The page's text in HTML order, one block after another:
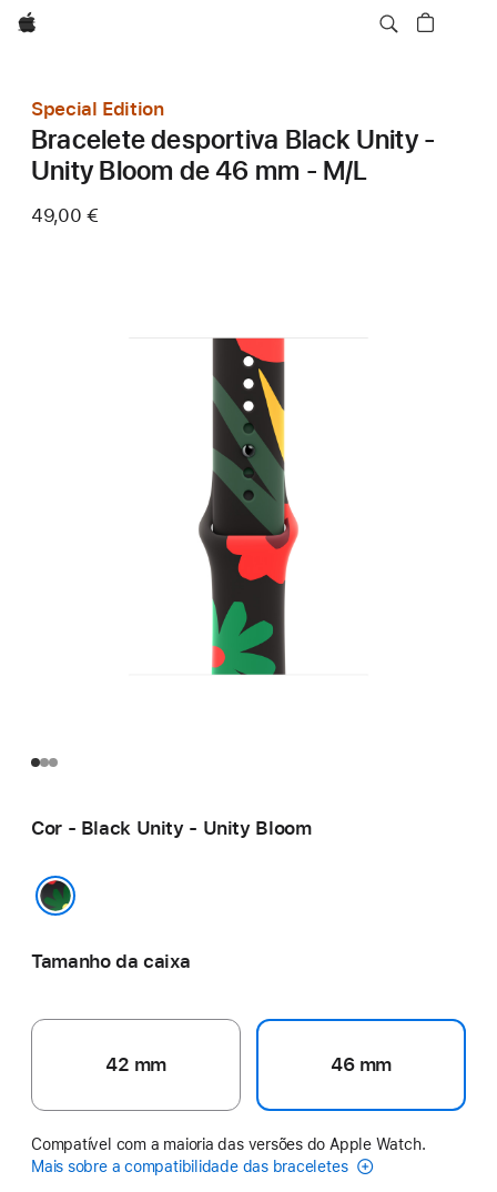
Apple
Special Edition
Bracelete desportiva Black Unity -
Unity Bloom de 46 mm - M/L
49,00 €
Cor - Black Unity - Unity Bloom
Tamanho da caixa
42 mm 46 mm
Compatível com a maioria das versões do Apple Watch.
Mais sobre a compatibilidade das braceletes